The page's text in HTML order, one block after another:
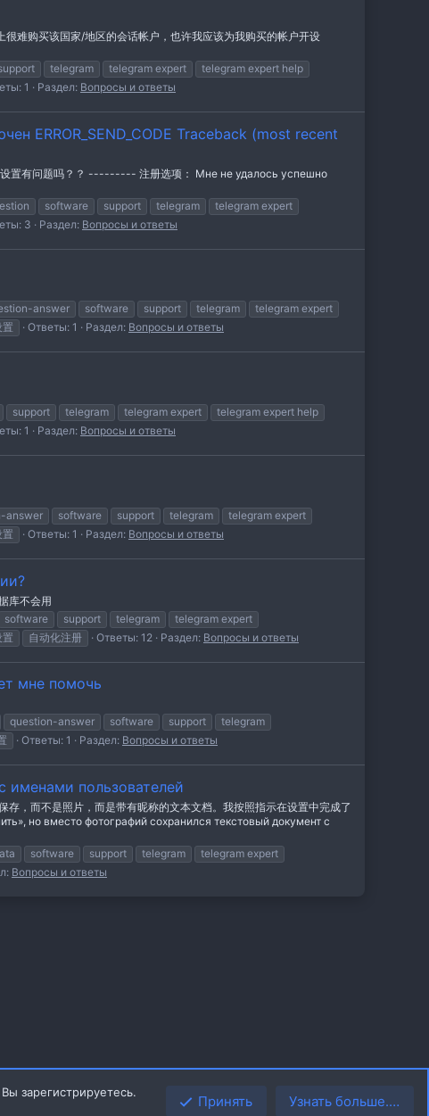
难购买该国家/地区的会话帐户，也许我应该为我购买的帐户开设
telegram telegram expert
telegram expert help
1 Раздел: Вопросы и ответы
ERROR_SEND_CODE Traceback (most recent
设置有问题吗？？ --------- 注册选项： Мне не удалось успешно
software support telegram
telegram expert
3 Раздел: Вопросы и ответы
answer software support telegram
telegram expert
置 Ответы: 1 Раздел: Вопросы и ответы
support telegram telegram expert
telegram expert help
1 Раздел: Вопросы и ответы
answer software support telegram
telegram expert
置 Ответы: 1 Раздел: Вопросы и ответы
库不会用
software support telegram
telegram expert
置 自动化注册 Ответы: 12 Раздел: Вопросы и ответы
мне помочь
question-answer software support
telegram
Ответы: 1 Раздел: Вопросы и ответы
именами пользователей
，而不是照片，而是带有昵称的文本文档。我按照指示在设置中完成了
но вместо фотографий сохранился текстовый документ с
software support telegram
telegram expert
Вопросы и ответы
зарегистрируетесь.
Принять Узнать больше.…